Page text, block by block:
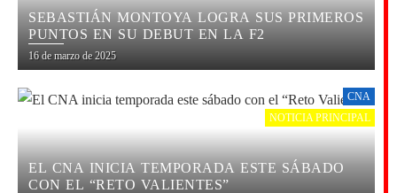
SEBASTIÁN MONTOYA LOGRA SUS PRIMEROS
PUNTOS EN SU DEBUT EN LA F2
16 de marzo de 2025
CNA
NOTICIA PRINCIPAL
EL CNA INICIA TEMPORADA ESTE SÁBADO
CON EL “RETO VALIENTES”